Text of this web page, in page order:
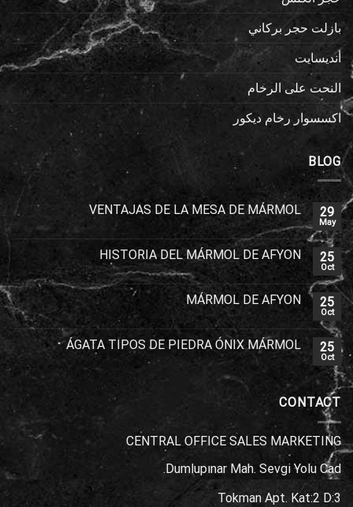
بازلت حجر بركاني
أنديسايت
النحت على الرخام
اكسسوار رخام ديكور
BLOG
29
May
VENTAJAS DE LA MESA DE MÁRMOL
25
Oct
HISTORIA DEL MÁRMOL DE AFYON
25
Oct
MÁRMOL DE AFYON
25
Oct
ÁGATA TIPOS DE PIEDRA ÓNIX MÁRMOL
CONTACT
CENTRAL OFFICE SALES MARKETING
Dumlupınar Mah. Sevgi Yolu Cad.
Tokman Apt. Kat:2 D:3